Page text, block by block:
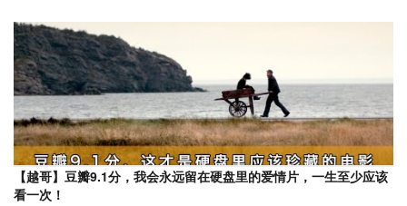
【越哥】豆瓣9.1分，我会永远留在硬盘里的爱情片，一生至少应该
看一次！